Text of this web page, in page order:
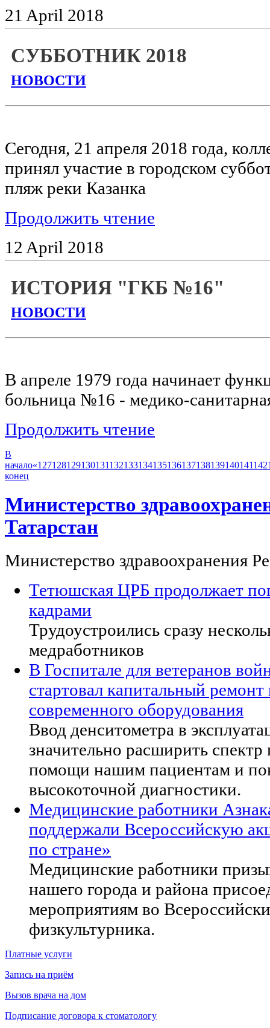
21 April 2018
СУББОТНИК 2018
НОВОСТИ
Сегодня, 21 апреля 2018 года,
принял участие в городском
пляж реки Казанка
Продолжить чтение
12 April 2018
ИСТОРИЯ "ГКБ №16"
НОВОСТИ
В апреле 1979 года начинает
больница №16 - медико-
Продолжить чтение
В
начало«127128129130131132133134135136137138139140141142
конец
Министерство
Татарстан
Министерство здравоохранения
Тетюшская ЦРБ продолжает
кадрами
Трудоустроились сразу
медработников
В Госпитале для ветеранов
стартовал капитальный ремонт
современного оборудования
Ввод денситометра в
значительно расширить
помощи нашим пациентам и
высокоточной диагностики.
Медицинские работники
поддержали Всероссийскую
по стране»
Медицинские работники
нашего города и района
мероприятиям во
физкультурника.
Платные услуги
Запись на приём
Вызов врача на дом
Подписание договора к стоматологу